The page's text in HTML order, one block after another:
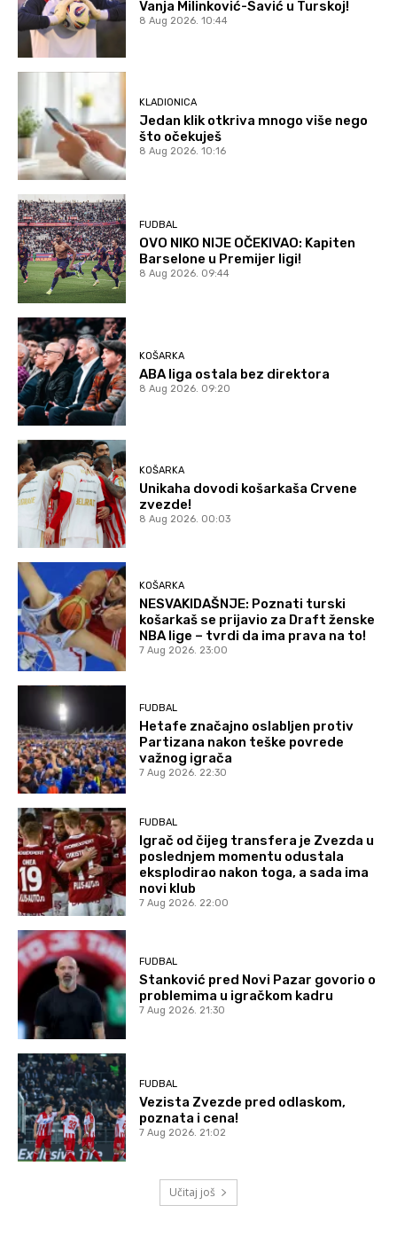
Vanja Milinković-Savić u Turskoj!
8 Aug 2026. 10:44
KLADIONICA
Jedan klik otkriva mnogo više nego
što očekuješ
8 Aug 2026. 10:16
FUDBAL
OVO NIKO NIJE OČEKIVAO: Kapiten
Barselone u Premijer ligi!
8 Aug 2026. 09:44
KOŠARKA
ABA liga ostala bez direktora
8 Aug 2026. 09:20
KOŠARKA
Unikaha dovodi košarkaša Crvene
zvezde!
8 Aug 2026. 00:03
KOŠARKA
NESVAKIDAŠNJE: Poznati turski
košarkaš se prijavio za Draft ženske
NBA lige – tvrdi da ima prava na to!
7 Aug 2026. 23:00
FUDBAL
Hetafe značajno oslabljen protiv
Partizana nakon teške povrede
važnog igrača
7 Aug 2026. 22:30
FUDBAL
Igrač od čijeg transfera je Zvezda u
poslednjem momentu odustala
eksplodirao nakon toga, a sada ima
novi klub
7 Aug 2026. 22:00
FUDBAL
Stanković pred Novi Pazar govorio o
problemima u igračkom kadru
7 Aug 2026. 21:30
FUDBAL
Vezista Zvezde pred odlaskom,
poznata i cena!
7 Aug 2026. 21:02
Učitaj još